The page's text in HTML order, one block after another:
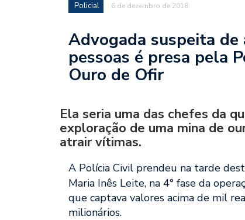
Policial 6 de dezembro de 2018
Advogada suspeita
pessoas é presa pela
Ouro de Ofir
Ela seria uma das chefes da
exploração de uma mina de
atrair vítimas.
A Polícia Civil prendeu na tarde
Maria Inês Leite, na 4° fase da
que captava valores acima de mil
milionários.